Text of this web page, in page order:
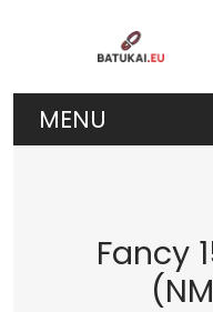
Fancy